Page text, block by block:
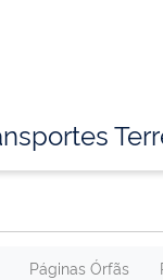
Páginas Órfãs